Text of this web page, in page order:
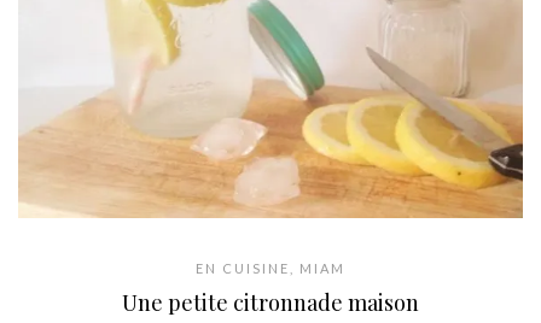
EN CUISINE MIAM
Une petite citronnade maison